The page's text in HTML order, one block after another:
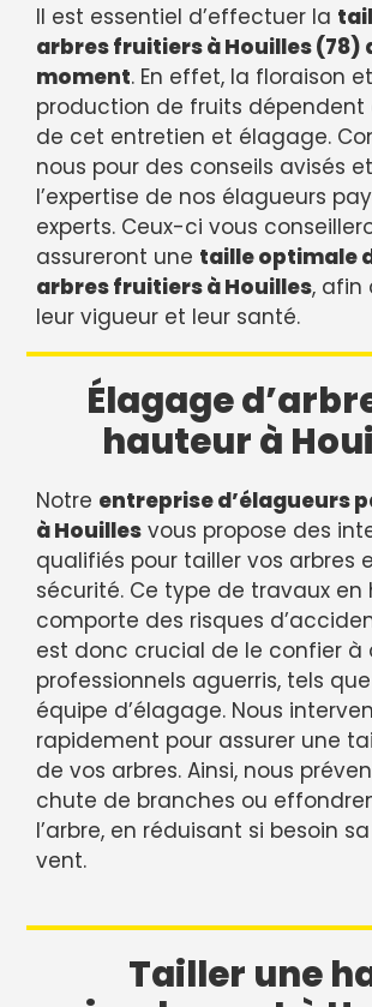
Il est essentiel d’effectuer la
arbres fruitiers à Houilles (78)
moment. En effet, la floraison
production de fruits
de cet entretien et élagage.
nous pour des conseils avisés
l’expertise de nos élagueurs
experts. Ceux-ci vous
assureront une taille optimale
arbres fruitiers à Houilles, afin
leur vigueur et leur santé.
Élagage
hauteur à
Notre entreprise d’élagueurs
à Houilles vous propose des
qualifiés pour tailler vos arbres
sécurité. Ce type de travaux en
comporte des risques
est donc crucial de le confier à
professionnels aguerris, tels
équipe d’élagage. Nous
rapidement pour assurer une
de vos arbres. Ainsi, nous
chute de branches ou
l’arbre, en réduisant si besoin
vent.
Tailler une